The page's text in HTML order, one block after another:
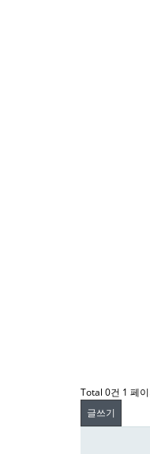
Total 0건 1 페
글쓰기